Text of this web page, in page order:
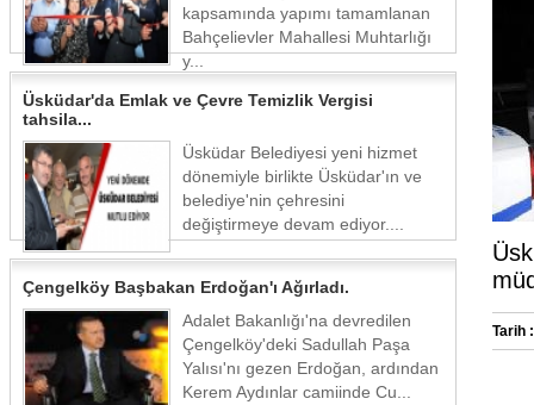
kapsamında yapımı tamamlanan
Bahçelievler Mahallesi Muhtarlığı
y...
Üsküdar'da Emlak ve Çevre Temizlik Vergisi
tahsila...
Üsküdar Belediyesi yeni hizmet
dönemiyle birlikte Üsküdar'ın ve
belediye'nin çehresini
değiştirmeye devam ediyor....
Çengelköy Başbakan Erdoğan'ı Ağırladı.
Adalet Bakanlığı'na devredilen
Çengelköy'deki Sadullah Paşa
Yalısı'nı gezen Erdoğan, ardından
Kerem Aydınlar camiinde Cu...
Tarih :